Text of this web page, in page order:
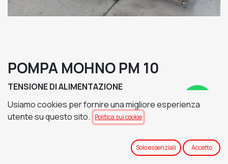
POMPA MOHNO PM 10
TENSIONE DI ALIMENTAZIONE
QUADRO DI COMANDO E CARRELLO
Usiamo cookies per fornire una migliore esperienza
utente su questo sito.
Politica sui cookie
Solo essenziali Accetto